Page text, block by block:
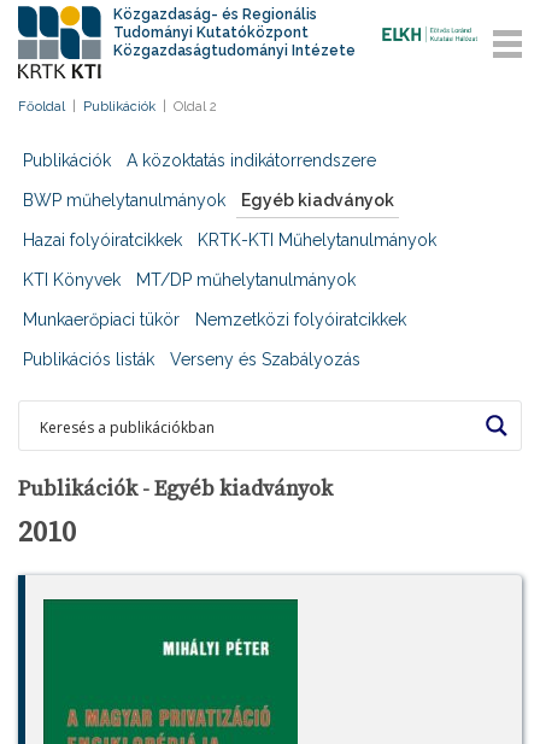
Közgazdaság- és Regionális
Tudományi Kutatóközpont
Közgazdaságtudományi Intézete
Főoldal Publikációk Oldal 2
Publikációk A közoktatás indikátorrendszere
BWP műhelytanulmányok Egyéb kiadványok
Hazai folyóiratcikkek KRTK-KTI Műhelytanulmányok
KTI Könyvek MT/DP műhelytanulmányok
Munkaerőpiaci tükör Nemzetközi folyóiratcikkek
Publikációs listák Verseny és Szabályozás
Publikációk - Egyéb kiadványok
2010